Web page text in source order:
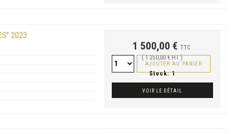
2023
1 500,00 € TTC
( 1 250,00 € HT )
Stock: 1
AJOUTER AU PANIER
VOIR LE DÉTAIL